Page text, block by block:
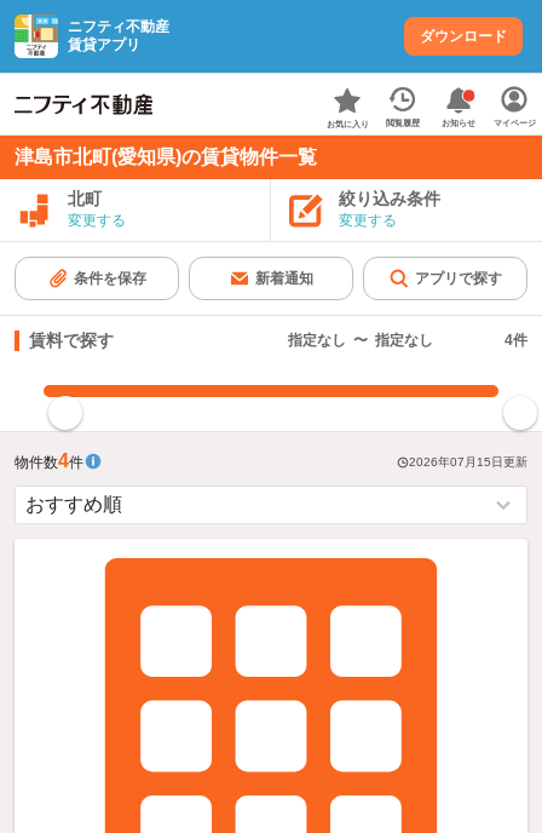
ニフティ不動産
賃貸アプリ
ダウンロード
お気に入り 閲覧履歴 お知らせ マイページ
津島市北町(愛知県)の賃貸物件一覧
北町
変更する
絞り込み条件
変更する
条件を保存 新着通知 アプリで探す
賃料で探す 指定なし 〜 指定なし 4件
物件数4件 2026年07月15日更新